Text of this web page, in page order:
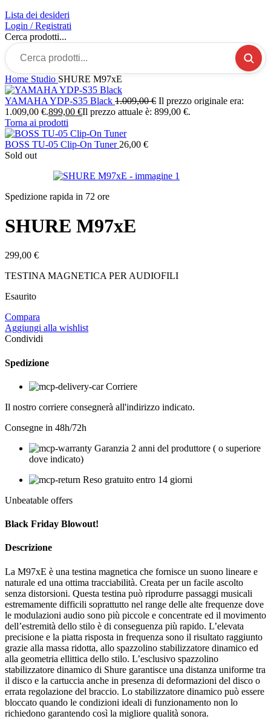
Lista dei desideri
Login / Registrati
Cerca prodotti...
Home Studio SHURE M97xE
YAMAHA YDP-S35 Black 1.009,00€ Il prezzo originale era:
1.009,00 €.899,00 €Il prezzo attuale è: 899,00 €.
Torna ai prodotti
BOSS TU-05 Clip-On Tuner 26,00 €
Sold out
Spedizione rapida in 72 ore
SHURE M97xE
299,00 €
TESTINA MAGNETICA PER AUDIOFILI
Esaurito
Compara
Aggiungi alla wishlist
Condividi
Spedizione
Corriere
Il nostro corriere consegnerà all'indirizzo indicato.
Consegne in 48h/72h
Garanzia 2 anni del produttore ( o superiore
dove indicato)
Reso gratuito entro 14 giorni
Unbeatable offers
Black Friday Blowout!
Descrizione
La M97xE è una testina magnetica che fornisce un suono lineare e
naturale ed una ottima tracciabilità. Creata per un facile ascolto
senza distorsioni. Questa testina può riprodurre passaggi musicali
estremamente difficili soprattutto nel range delle alte frequenze dove
le modulazioni audio sono più piccole e concentrate ed il movimento
dell’estremità dello stilo è di conseguenza più rapido. L’elevata
precisione e la piatta risposta in frequenza sono il risultato raggiunto
grazie alla massa ridotta, allo spazzolino stabilizzatore dinamico ed
alla geometria ellittica dello stilo. L’esclusivo spazzolino
stabilizzatore dinamico di Shure garantisce una distanza uniforme tra
il disco e la cartuccia anche in presenza di deformazioni del disco o
errata regolazione del braccio. Lo stabilizzatore dinamico può essere
bloccato quando le condizioni ideali di funzionamento non lo
richiedono garantendo così la migliore qualità sonora.